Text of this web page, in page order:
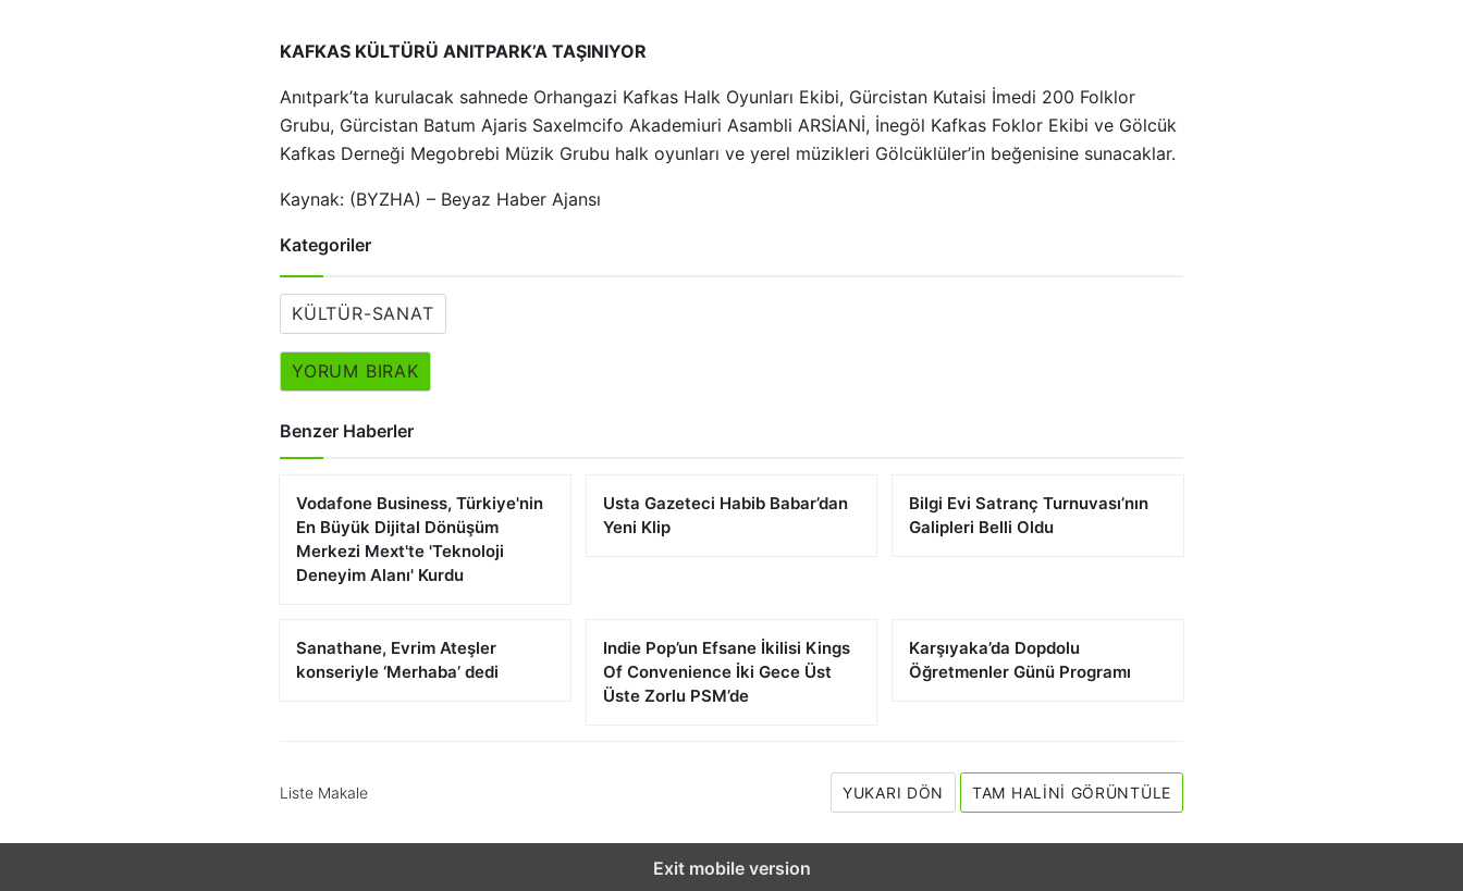
KAFKAS KÜLTÜRÜ ANITPARK’A TAŞINIYOR
Anıtpark’ta kurulacak sahnede Orhangazi Kafkas Halk Oyunları Ekibi, Gürcistan Kutaisi İmedi 200 Folklor
Grubu, Gürcistan Batum Ajaris Saxelmcifo Akademiuri Asambli ARSİANİ, İnegöl Kafkas Foklor Ekibi ve Gölcük
Kafkas Derneği Megobrebi Müzik Grubu halk oyunları ve yerel müzikleri Gölcüklüler’in beğenisine sunacaklar.
Kaynak: (BYZHA) – Beyaz Haber Ajansı
Kategoriler
KÜLTÜR-SANAT
YORUM BIRAK
Benzer Haberler
Vodafone Business, Türkiye'nin
En Büyük Dijital Dönüşüm
Merkezi Mext'te 'Teknoloji
Deneyim Alanı' Kurdu
Usta Gazeteci Habib Babar’dan
Yeni Klip
Bilgi Evi Satranç Turnuvası’nın
Galipleri Belli Oldu
Sanathane, Evrim Ateşler
konseriyle ‘Merhaba’ dedi
Indie Pop’un Efsane İkilisi Kings
Of Convenience İki Gece Üst
Üste Zorlu PSM’de
Karşıyaka’da Dopdolu
Öğretmenler Günü Programı
Liste Makale YUKARI DÖN TAM HALINI GÖRÜNTÜLE
Exit mobile version